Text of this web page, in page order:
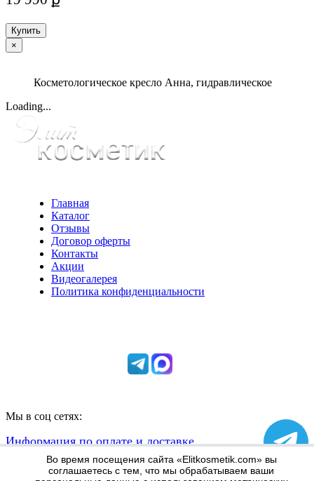
Купить
×
Косметологическое кресло Анна, гидравлическое
Loading...
Главная
Каталог
Отзывы
Договор оферты
Контакты
Акции
Видеогалерея
Политика конфиденциальности
Мы в соц сетях:
Информация по оплате и доставке
Во время посещения сайта «Elitkosmetik.com» вы
соглашаетесь с тем, что мы обрабатываем ваши